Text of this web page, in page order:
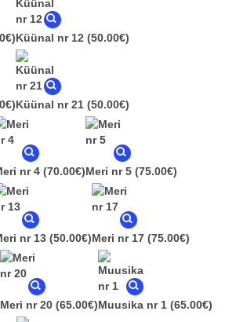
Küünal nr 12 (50.00€)
Küünal nr 21 (50.00€)
nr 4 (70.00€)Meri nr 5 (75.00€)
nr 13 (50.00€)Meri nr 17 (75.00€)
Meri nr 20 (65.00€)Muusika nr 1 (65.00€)